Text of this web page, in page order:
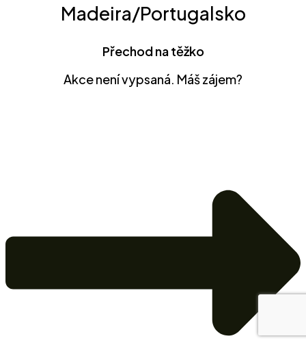
Madeira/Portugalsko
Přechod na těžko
Akce není vypsaná. Máš zájem?